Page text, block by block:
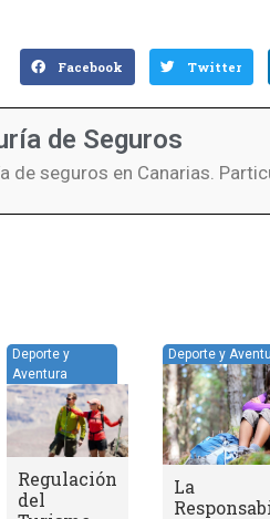
Facebook Twitter
de Seguros
de seguros en Canarias.
y Aventura
Deporte y
Aventura
El
Turismo
Activo